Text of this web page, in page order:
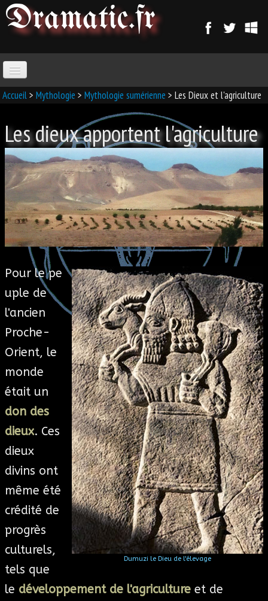
Dramatic.fr
ACCUEIL
PARANORMAL
MAGIE
SORCELLERIE
MAGIE D'AMOUR
MAGIE ARABE
ESOTÉRISME
SECTES
BLOG
A PROPOS
Accueil> Mythologie > Mythologie sumérienne > Les Dieux et l'agriculture
Les dieux apportent l'agriculture
Dumuzi le Dieu de l'élevage
Pour le pe
uple de
l'ancien
Proche-
Orient, le
monde
était un
don des
dieux. Ces
dieux
divins ont
même été
crédité de
progrès
culturels,
tels que
le développement de l'agriculture et de